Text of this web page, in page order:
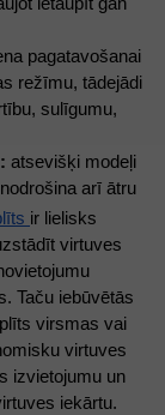
pagatavošanai
režīmu, tādejādi
sulīgumu,
atsevišķi modeļi
arī ātru
ir lielisks
virtuves
Taču iebūvētās
virsmas vai
virtuves
izvietojumu un
iekārtu.